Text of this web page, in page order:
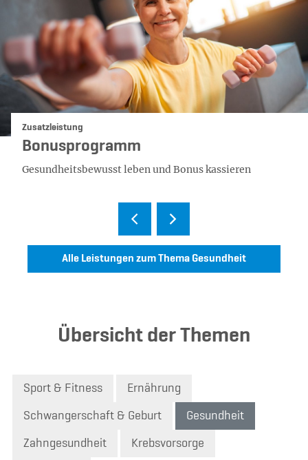
Kategorie:
Zusatzleistung
Bonusprogramm
Gesundheitsbewusst leben und Bonus kassieren
Alle Leistungen zum Thema Gesundheit
Übersicht der Themen
Sport & Fitness Ernährung
Schwangerschaft & Geburt Gesundheit
Zahngesundheit Krebsvorsorge